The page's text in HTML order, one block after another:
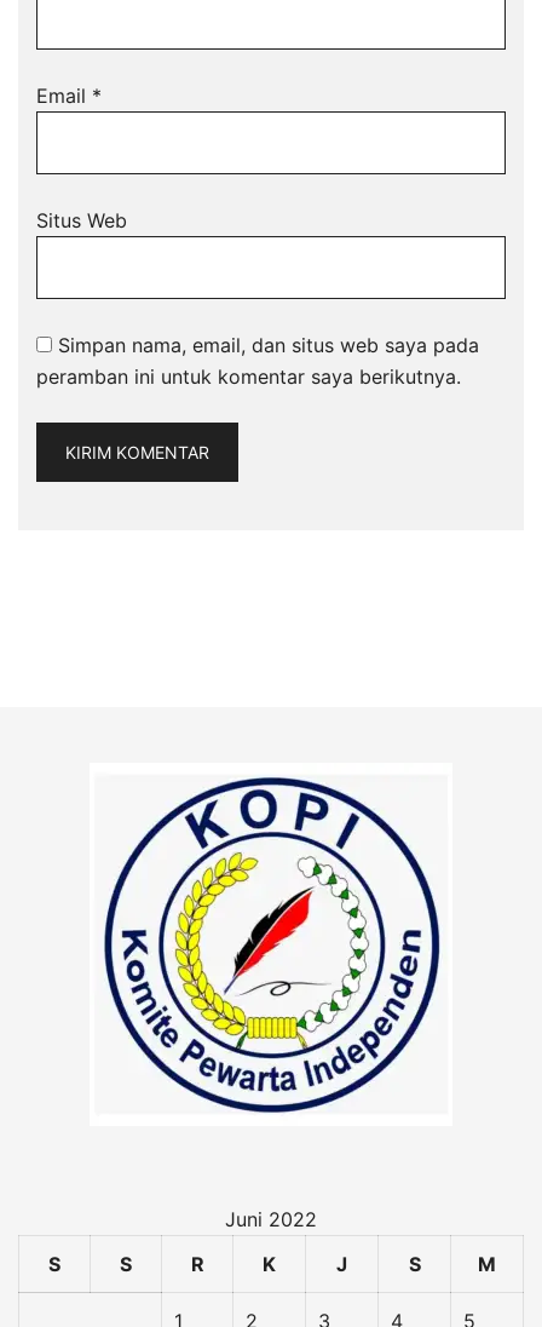
Email *
Situs Web
Simpan nama, email, dan situs web saya pada
peramban ini untuk komentar saya berikutnya.
Juni 2022
S
S R K J S M
1 2 3 4 5